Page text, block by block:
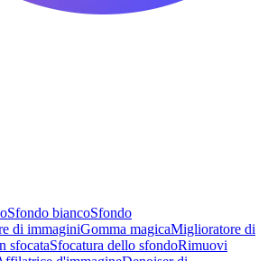
Sfondo biancoSfondo
di immaginiGomma magicaMiglioratore di
sfocataSfocatura dello sfondoRimuovi